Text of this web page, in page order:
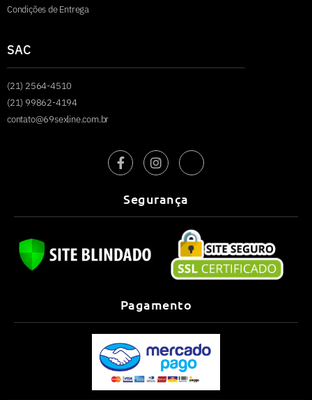
Condições de Entrega
SAC
(21) 2564-4510
(21) 99862-4194
contato@69sexline.com.br
Segurança
Pagamento